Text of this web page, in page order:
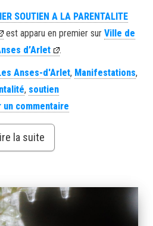
SOUTIEN A LA PARENTALITE
est apparu en premier sur Ville de
d’Arlet
.
Anses-d'Arlet, Manifestations,
, soutien
un commentaire
la suite